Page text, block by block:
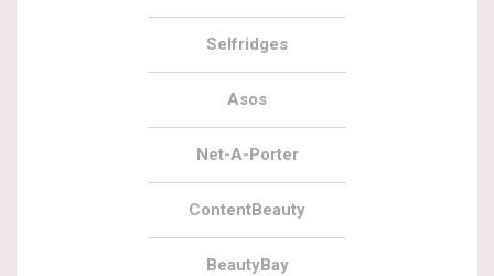
Selfridges
Asos
Net-A-Porter
ContentBeauty
BeautyBay